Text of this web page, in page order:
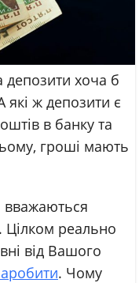
депозити хоча б
які ж депозити є
в банку та
гроші мають
вважаються
Цілком реально
від Вашого
. Чому